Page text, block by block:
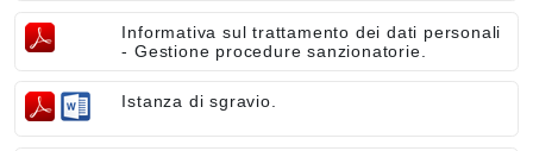
Informativa sul trattamento dei dati personali
- Gestione procedure sanzionatorie.
Istanza di sgravio.